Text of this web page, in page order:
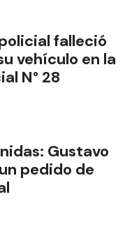
falleció
vehículo en la
N° 28
Gustavo
pedido de